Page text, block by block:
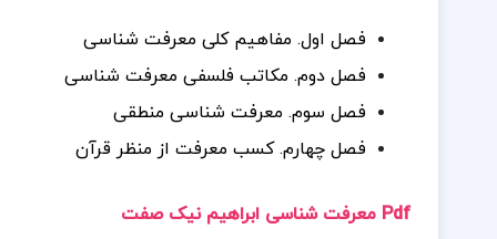
فصل اول. مفاهیم کلی معرفت شناسی
فصل دوم. مکاتب فلسفی معرفت شناسی
فصل سوم. معرفت شناسی منطقی
فصل چهارم. کسب معرفت از منظر قرآن
Pdf معرفت شناسی ابراهیم نیک صفت